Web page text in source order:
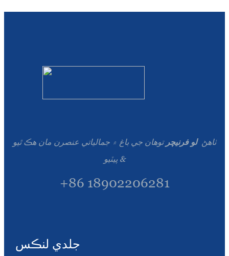
ٺاهڻ لو فرنيچرتوهان جي باغ ۾ جمالياتي عنصرن مان هڪ ٿيو
& پيٽيو
+86 18902206281
جلدي لنڪس